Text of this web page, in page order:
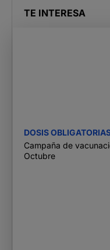
TE INTERESA
DOSIS
Campaña de
Octubre